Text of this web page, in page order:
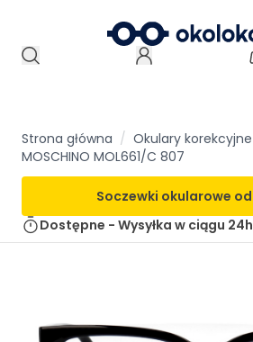
Strona główna / Okulary korekcyjne
MOSCHINO MOL661/C 807
Soczewki okularowe od
Dostępne - Wysyłka w ciągu 24h